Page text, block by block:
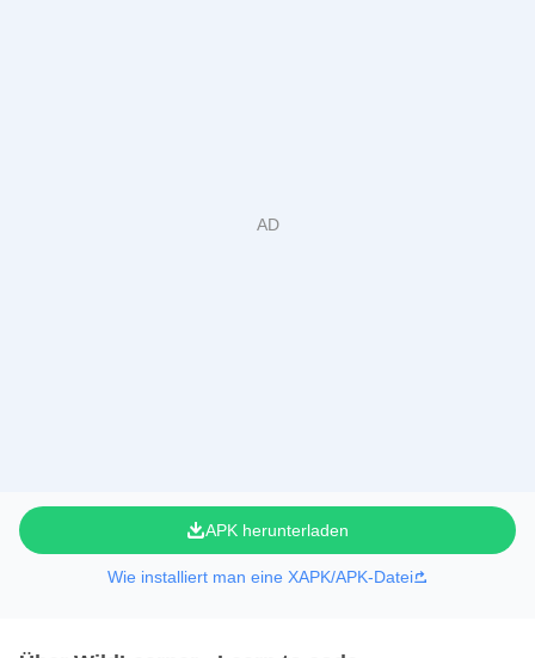
APK herunterladen
Wie installiert man eine XAPK/APK-Datei